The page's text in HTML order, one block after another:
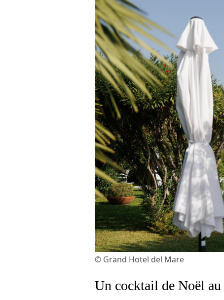
© Grand Hotel del Mare
Un cocktail de Noël